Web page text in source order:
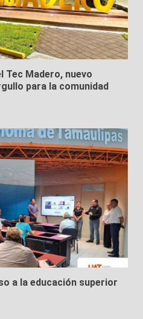
Tec Madero, nuevo
para la comunidad
a la educación superior